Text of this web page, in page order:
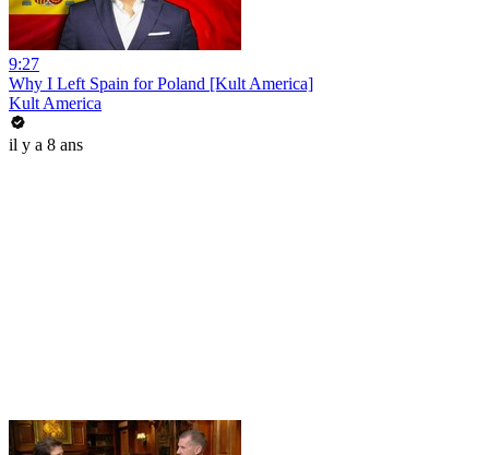
9:27
Why I Left Spain for Poland [Kult America]
Kult America
il y a 8 ans